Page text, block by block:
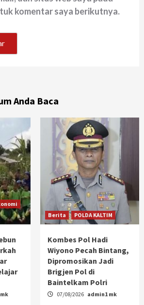
komentar saya berikutnya.
Anda Baca
Berita POLDA KALTIM
Kombes Pol Hadi
Wiyono Pecah Bintang,
Dipromosikan Jadi
Brigjen Pol di
Baintelkam Polri
07/08/2026 admin1 mk